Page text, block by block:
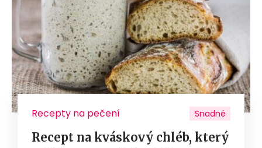
Recepty na pečení Snadné
Recept na kváskový chléb, který